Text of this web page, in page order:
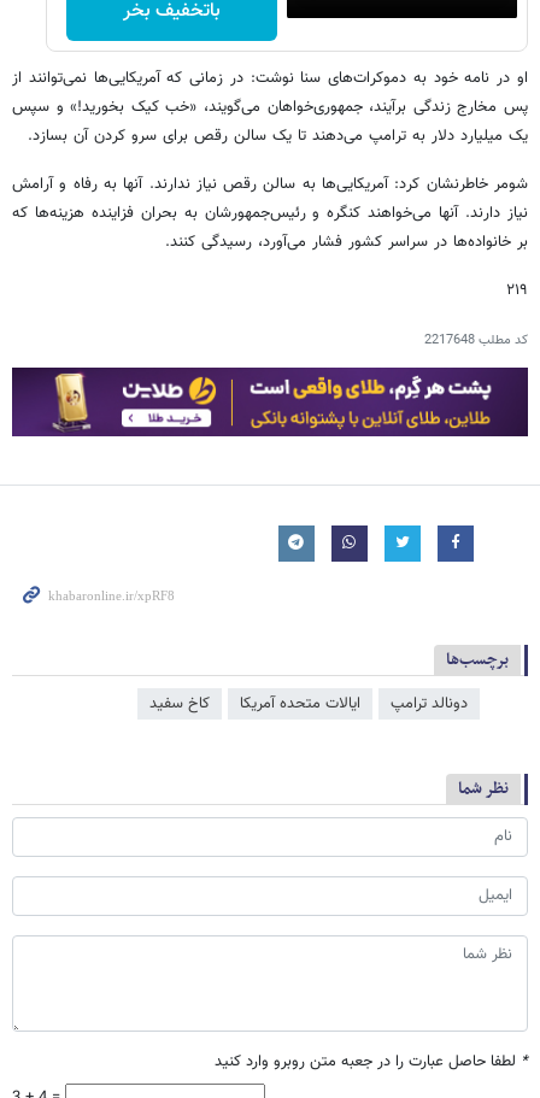
باتخفیف بخر
او در نامه خود به دموکرات‌های سنا نوشت: در زمانی که آمریکایی‌ها نمی‌توانند از
پس مخارج زندگی برآیند، جمهوری‌خواهان می‌گویند، «خب کیک بخورید!» و سپس
یک میلیارد دلار به ترامپ می‌دهند تا یک سالن رقص برای سرو کردن آن بسازد.
شومر خاطرنشان کرد: آمریکایی‌ها به سالن رقص نیاز ندارند. آنها به رفاه و آرامش
نیاز دارند. آنها می‌خواهند کنگره و رئیس‌جمهورشان به بحران فزاینده هزینه‌ها که
بر خانواده‌ها در سراسر کشور فشار می‌آورد، رسیدگی کنند.
۲۱۹
کد مطلب2217648
برچسب‌ها
دونالد ترامپ ایالات متحده آمریکا کاخ سفید
نظر شما
* لطفا حاصل عبارت را در جعبه متن روبرو وارد کنید